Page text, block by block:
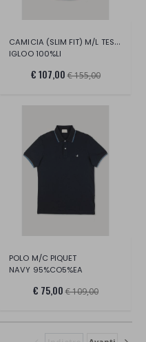
CAMICIA (SLIM FIT) M/L TESSUTO LINO
IGLOO 100%LI
€ 107,00 € 155,00
POLO M/C PIQUET
NAVY 95%CO5%EA
€ 75,00 € 109,00